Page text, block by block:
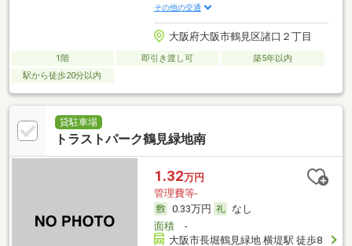
その他の交通
大阪府大阪市鶴見区諸口２丁目
1階 即引き渡し可
築5年以内
駅から徒歩20分以内
貸駐車場
トラストパーク鶴見緑地南
1.32万円
管理費等-
0.33万円
なし
面積-
大阪市長堀鶴見緑地 横堤駅 徒歩8